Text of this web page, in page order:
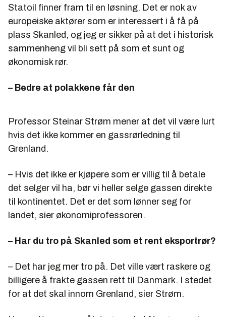
Statoil finner fram til en løsning. Det er nok av
europeiske aktører som er interessert i å få på
plass Skanled, og jeg er sikker på at det i historisk
sammenheng vil bli sett på som et sunt og
økonomisk rør.
– Bedre at polakkene får den
Professor Steinar Strøm mener at det vil være lurt
hvis det ikke kommer en gassrørledning til
Grenland.
– Hvis det ikke er kjøpere som er villig til å betale
det selger vil ha, bør vi heller selge gassen direkte
til kontinentet. Det er det som lønner seg for
landet, sier økonomiprofessoren.
– Har du tro på Skanled som et rent eksportrør?
– Det har jeg mer tro på. Det ville vært raskere og
billigere å frakte gassen rett til Danmark. I stedet
for at det skal innom Grenland, sier Strøm.